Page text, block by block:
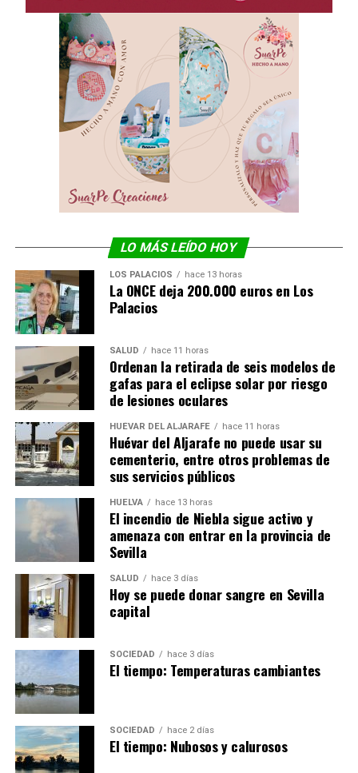
LO MÁS LEÍDO HOY
LOS PALACIOS hace 13 horas
La ONCE deja 200.000 euros en Los
Palacios
SALUD hace 11 horas
Ordenan la retirada de seis modelos de
gafas para el eclipse solar por riesgo
de lesiones oculares
HUÉVAR DEL ALJARAFE hace 11 horas
Huévar del Aljarafe no puede usar su
cementerio, entre otros problemas de
sus servicios públicos
HUELVA hace 13 horas
El incendio de Niebla sigue activo y
amenaza con entrar en la provincia de
Sevilla
SALUD hace 3 días
Hoy se puede donar sangre en Sevilla
capital
SOCIEDAD hace 3 días
El tiempo: Temperaturas cambiantes
SOCIEDAD hace 2 días
El tiempo: Nubosos y calurosos